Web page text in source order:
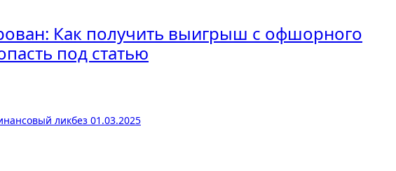
Как получить выигрыш с офшорного
под статью
ликбез 01.03.2025